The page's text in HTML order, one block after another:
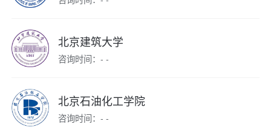
北京建筑大学
咨询时间：- -
北京石油化工学院
咨询时间：- -